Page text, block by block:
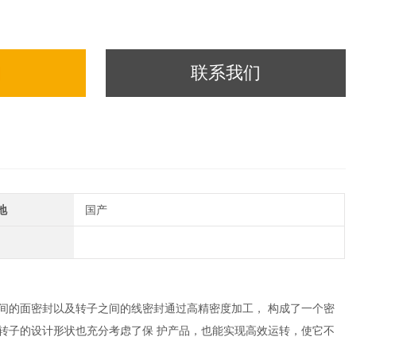
联系我们
国产
面密封以及转子之间的线密封通过高精密度加工， 构成了一个密
的设计形状也充分考虑了保 护产品，也能实现高效运转，使它不